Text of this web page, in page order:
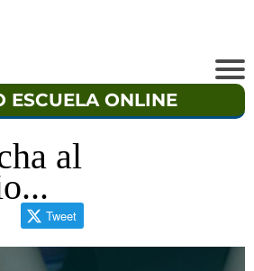
ESCUELA ONLINE
al
Tweet